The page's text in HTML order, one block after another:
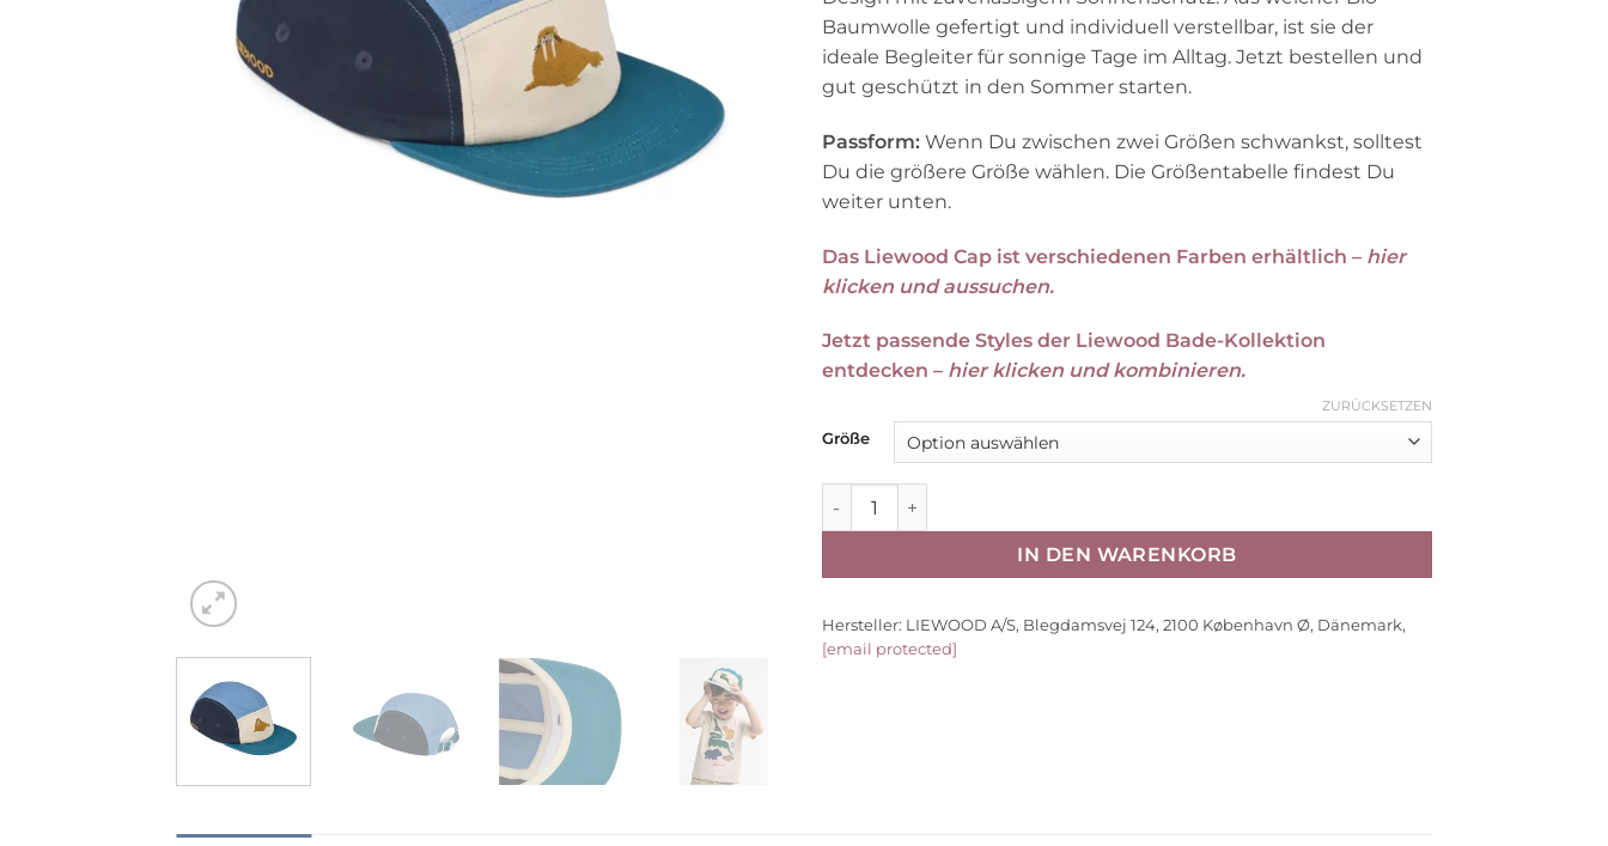
Baumwolle gefertigt und individuell verstellbar, ist sie der
ideale Begleiter für sonnige Tage im Alltag. Jetzt bestellen und
gut geschützt in den Sommer starten.
Passform: Wenn Du zwischen zwei Größen schwankst, solltest
Du die größere Größe wählen. Die Größentabelle findest Du
weiter unten.
Das Liewood Cap ist verschiedenen Farben erhältlich – hier
klicken und aussuchen.
Jetzt passende Styles der Liewood Bade-Kollektion
entdecken – hier klicken und kombinieren.
Größe
ZURÜCKSETZEN
Liewood Kinder-Kappe Rory „Classic navy“, Gr. 49-51 Menge
IN DEN WARENKORB
Hersteller: LIEWOOD A/S, Blegdamsvej 124, 2100 København Ø, Dänemark,
[email protected]